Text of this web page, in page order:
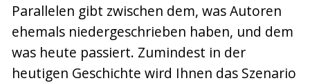
Parallelen gibt zwischen dem, was Autoren
ehemals niedergeschrieben haben, und dem
was heute passiert. Zumindest in der
heutigen Geschichte wird Ihnen das Szenario